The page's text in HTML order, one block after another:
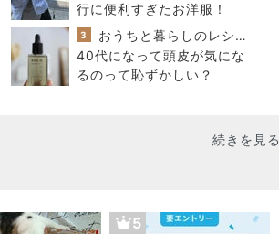
行に便利すぎたお洋服！
3
おうちと暮らしのレシピ 〜HOME&LIFE〜
40代になって頭皮が気にな
るのって恥ずかしい？
続きを見る
5